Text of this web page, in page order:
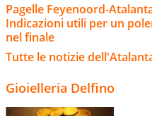
Pagelle Feyenoord-
Indicazioni utili per un
nel finale
Tutte le notizie
Gioielleria Delfino